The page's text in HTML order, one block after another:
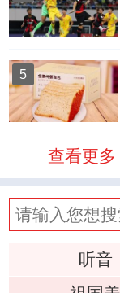
5
查看更多
听音